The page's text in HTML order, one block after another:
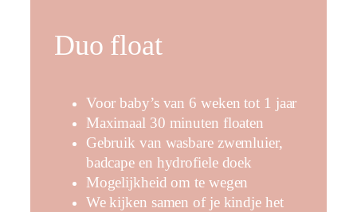
Duo float
Voor baby’s van 6 weken tot 1 jaar
Maximaal 30 minuten floaten
Gebruik van wasbare zwemluier,
badcape en hydrofiele doek
Mogelijkheid om te wegen
We kijken samen of je kindje het